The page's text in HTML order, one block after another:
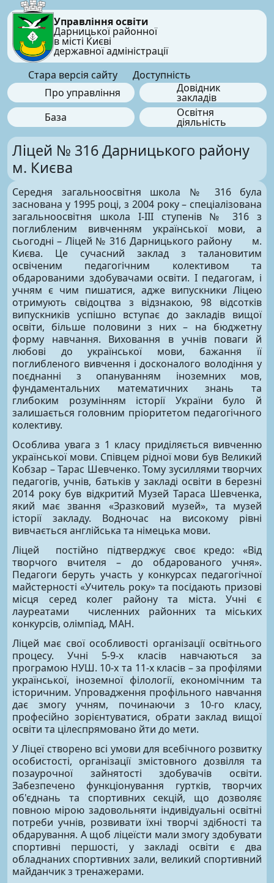
Управління освіти
Дарницької районної
в місті Києві
державної адміністрації
Стара версія сайту
Доступність
Про управління
Довідник
закладів
База
Освітня
діяльність
Ліцей № 316 Дарницького району
м. Києва
Середня загальноосвітня школа № 316 була
заснована у 1995 році, з 2004 року – спеціалізована
загальноосвітня школа І-ІІІ ступенів № 316 з
поглибленим вивченням української мови, а
сьогодні – Ліцей № 316 Дарницького району м.
Києва. Це сучасний заклад з талановитим
освіченим педагогічним колективом та
обдарованими здобувачами освіти. І педагогам, і
учням є чим пишатися, адже випускники Ліцею
отримують свідоцтва з відзнакою, 98 відсотків
випускників успішно вступає до закладів вищої
освіти, більше половини з них – на бюджетну
форму навчання. Виховання в учнів поваги й
любові до української мови, бажання її
поглибленого вивчення і досконалого володіння у
поєднанні з опануванням іноземних мов,
фундаментальних математичних знань та
глибоким розумінням історії України було й
залишається головним пріоритетом педагогічного
колективу.
Особлива увага з 1 класу приділяється вивченню
української мови. Співцем рідної мови був Великий
Кобзар – Тарас Шевченко. Тому зусиллями творчих
педагогів, учнів, батьків у закладі освіти в березні
2014 року був відкритий Музей Тараса Шевченка,
який має звання «Зразковий музей», та музей
історії закладу. Водночас на високому рівні
вивчається англійська та німецька мови.
Ліцей постійно підтверджує своє кредо: «Від
творчого вчителя – до обдарованого учня».
Педагоги беруть участь у конкурсах педагогічної
майстерності «Учитель року» та посідають призові
місця серед колег району та міста. Учні є
лауреатами численних районних та міських
конкурсів, олімпіад, МАН.
Ліцей має свої особливості організації освітнього
процесу. Учні 5-9-х класів навчаються за
програмою НУШ. 10-х та 11-х класів – за профілями
української, іноземної філології, економічним та
історичним. Упровадження профільного навчання
дає змогу учням, починаючи з 10-го класу,
професійно зорієнтуватися, обрати заклад вищої
освіти та цілеспрямовано йти до мети.
У Ліцеї створено всі умови для всебічного розвитку
особистості, організації змістовного дозвілля та
позаурочної зайнятості здобувачів освіти.
Забезпечено функціонування гуртків, творчих
об'єднань та спортивних секцій, що дозволяє
повною мірою задовольняти індивідуальні освітні
потреби учнів, розвивати їхні творчі здібності та
обдарування. А щоб ліцеїсти мали змогу здобувати
спортивні першості, у закладі освіти є два
обладнаних спортивних зали, великий спортивний
майданчик з тренажерами.